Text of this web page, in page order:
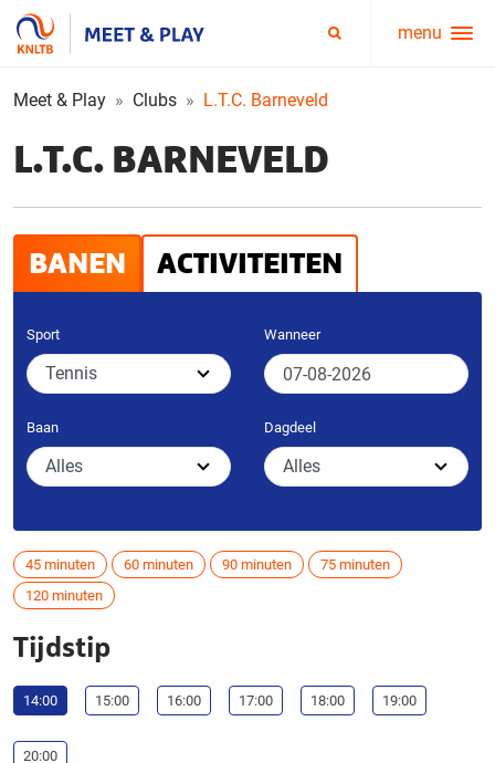
Service
menu
menu
Meet & Play Clubs L.T.C. Barneveld
L.T.C. BARNEVELD
BANEN ACTIVITEITEN
Sport Wanneer
Baan Dagdeel
45 minuten 60 minuten 90 minuten
75 minuten
120 minuten
Tijdstip
14:00 15:00 16:00 17:00 18:00 19:00
20:00